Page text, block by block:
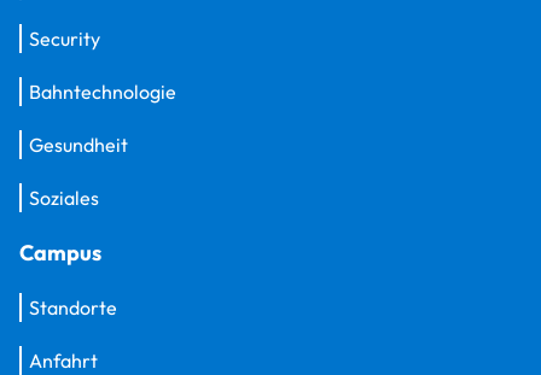
Security
Bahntechnologie
Gesundheit
Soziales
Campus
Standorte
Anfahrt